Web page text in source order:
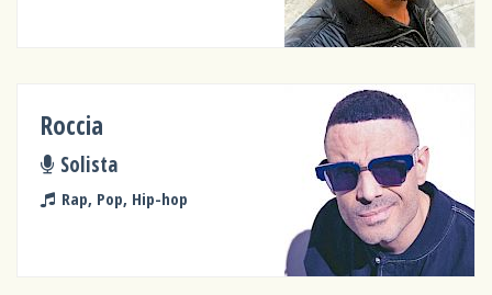
Roccia
Solista
Rap, Pop, Hip-hop